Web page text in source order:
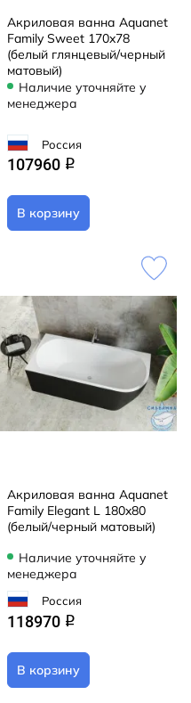
Акриловая ванна Aquanet
Family Sweet 170x78
(белый глянцевый/черный
матовый)
Наличие уточняйте у
менеджера
Россия
107960 q
В корзину
Акриловая ванна Aquanet
Family Elegant L 180x80
(белый/черный матовый)
Наличие уточняйте у
менеджера
Россия
118970 q
В корзину